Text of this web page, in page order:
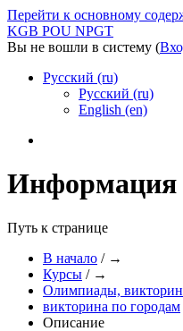
Перейти к основному
KGB POU NPGT
Вы не вошли в систему (
Русский (ru)
Русский (ru)
English (en)
Информация
Путь к странице
В начало / →
Курсы / →
Олимпиады,
викторина по городам
Описание